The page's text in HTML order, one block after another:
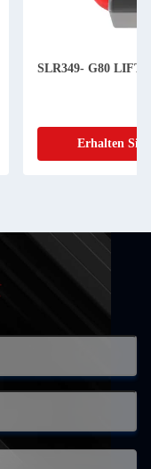
SLR349- G80
Erhalten Sie